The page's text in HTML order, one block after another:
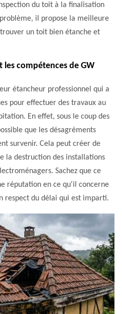
du toit à la finalisation
il propose la meilleure
un toit bien étanche et
compétences de GW
étancheur professionnel qui a
pour effectuer des travaux au
En effet, sous le coup des
que les désagréments
survenir. Cela peut créer de
la destruction des installations
Sachez que ce
réputation en ce qu'il concerne
respect du délai qui est imparti.